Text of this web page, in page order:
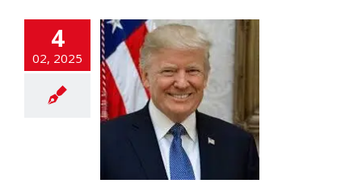
4
02, 2025
Chine
Education
Elimination
Volant sans
Gaz israélien
DE GAZA